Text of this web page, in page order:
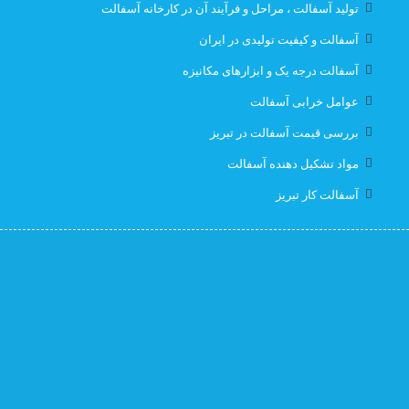
قیمت ایزوگام با نصب در تبریز
قیمت ایزوگام در تبریز قیمت بهترین ایزوگام
لیست قیمت ایزوگام در تبریز
تولید آسفالت ، مراحل و فرآیند آن در کارخانه آسفالت
آسفالت و کیفیت تولیدی در ایران
آسفالت درجه یک و ابزارهای مکانیزه
عوامل خرابی آسفالت
بررسی قیمت آسفالت در تبریز
مواد تشکیل دهنده آسفالت
آسفالت کار تبریز